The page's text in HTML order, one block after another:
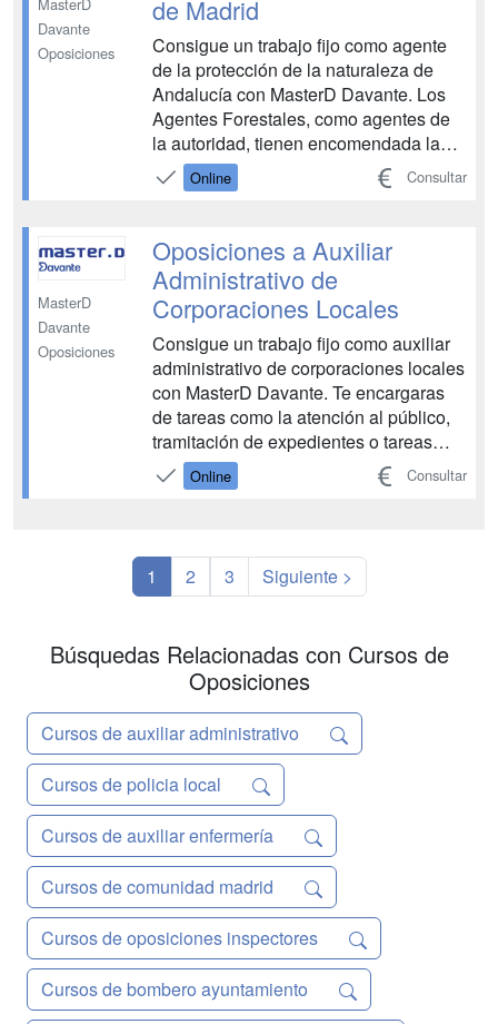
Davante
Oposiciones
de Madrid
Consigue un trabajo fijo como agente
de la protección de la naturaleza de
Andalucía con MasterD Davante. Los
Agentes Forestales, como agentes de
la autoridad, tienen encomendada la
policía, custodia y vigilancia de todos
los bienes afectados por la normativa
de espacios protegidos, biodiversidad,
vías pecuari...
Online Consultar
MasterD
Davante
Oposiciones
Oposiciones a Auxiliar
Administrativo de
Corporaciones Locales
Consigue un trabajo fijo como auxiliar
administrativo de corporaciones locales
con MasterD Davante. Te encargaras
de tareas como la atención al público,
tramitación de expedientes o tareas
administrativas elementales entre otras.
Además con este curso tendrás acceso
contenidos cla...
Online Consultar
1 2 3 Siguiente >
Búsquedas Relacionadas con Cursos de
Oposiciones
Cursos de auxiliar administrativo
Cursos de policia local
Cursos de auxiliar enfermería
Cursos de comunidad madrid
Cursos de oposiciones inspectores
Cursos de bombero ayuntamiento